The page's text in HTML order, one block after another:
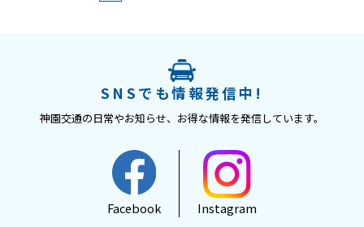
SNSでも情報発信中!
神園交通の日常やお知らせ、 お得な情報を発信しています。
Facebook Instagram